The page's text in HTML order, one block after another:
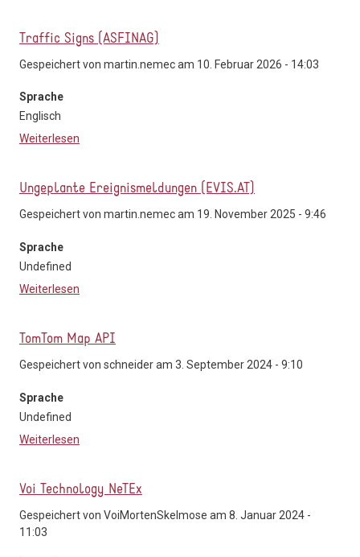
Traffic Signs (ASFINAG)
Gespeichert von martin.nemecam 10. Februar 2026 - 14:03
Sprache
Englisch
Weiterlesen
Ungeplante Ereignismeldungen (EVIS.AT)
Gespeichert von martin.nemecam 19. November 2025 - 9:46
Sprache
Undefined
Weiterlesen
TomTom Map API
Gespeichert von schneideram 3. September 2024 - 9:10
Sprache
Undefined
Weiterlesen
Voi Technology NeTEx
Gespeichert von VoiMortenSkelmose am 8. Januar 2024 -
11:03